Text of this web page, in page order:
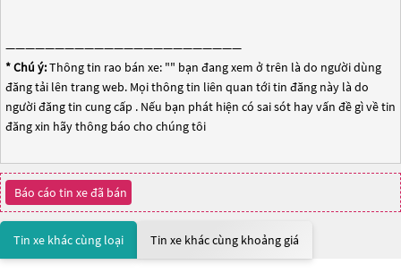
————————————————————————
* Chú ý:Thông tin rao bán xe: "" bạn đang xem ở trên là do người dùng
đăng tải lên trang web. Mọi thông tin liên quan tới tin đăng này là do
người đăng tin cung cấp . Nếu bạn phát hiện có sai sót hay vấn đề gì về tin
đăng xin hãy thông báo cho chúng tôi
Báo cáo tin xe đã bán
Tin xe khác cùng loại Tin xe khác cùng khoảng giá